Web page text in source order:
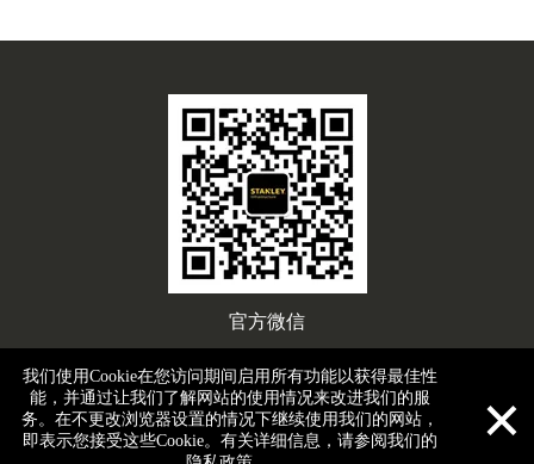
官方微信
 2024 版权所有 安百拓(上海)工具有限公司 |Cookies / 隐私 /
SpeakUp| ICP备案/许可证号：沪ICP备2024100551号-2
我们使用Cookie在您访问期间启用所有功能以获得最佳性
能，并通过让我们了解网站的使用情况来改进我们的服
务。在不更改浏览器设置的情况下继续使用我们的网站，
即表示您接受这些Cookie。有关详细信息，请参阅我们的
×